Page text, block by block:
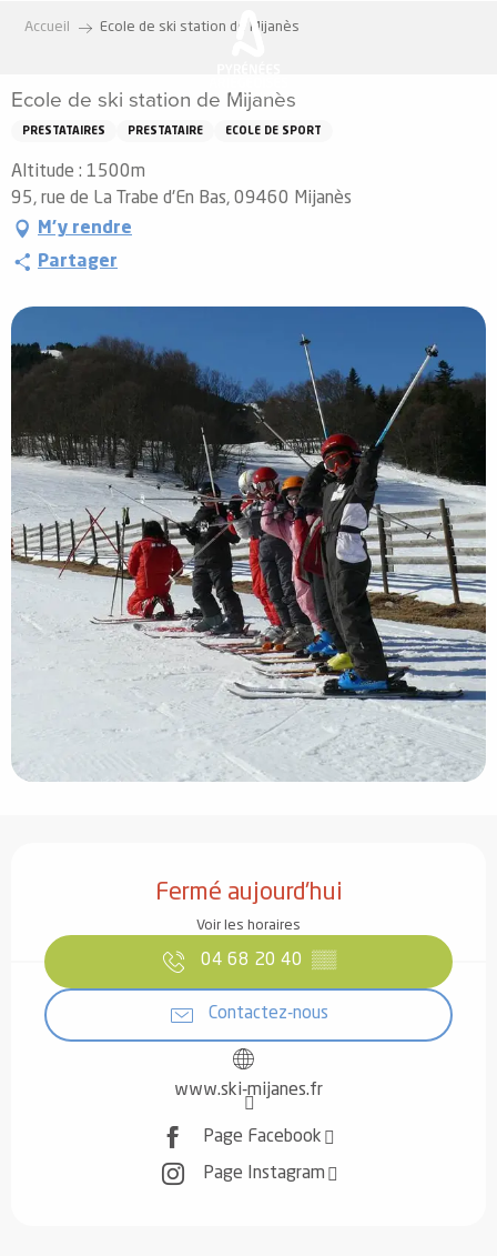
principal
Accueil Ecole de ski station de Mijanès
Ecole de ski station de Mijanès
PRESTATAIRES PRESTATAIRE ECOLE DE SPORT
Altitude : 1500m
95, rue de La Trabe d'En Bas, 09460 Mijanès
M'y rendre
Partager
Fermé aujourd'hui
Voir les horaires
04 68 20 40 ▒▒
Contactez-nous
www.ski-mijanes.fr
Page Facebook
Page Instagram